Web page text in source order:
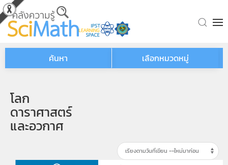
Skip to main content
ค้นหา เลือกหมวดหมู่
โลก
ดาราศาสตร์
และอวกาศ